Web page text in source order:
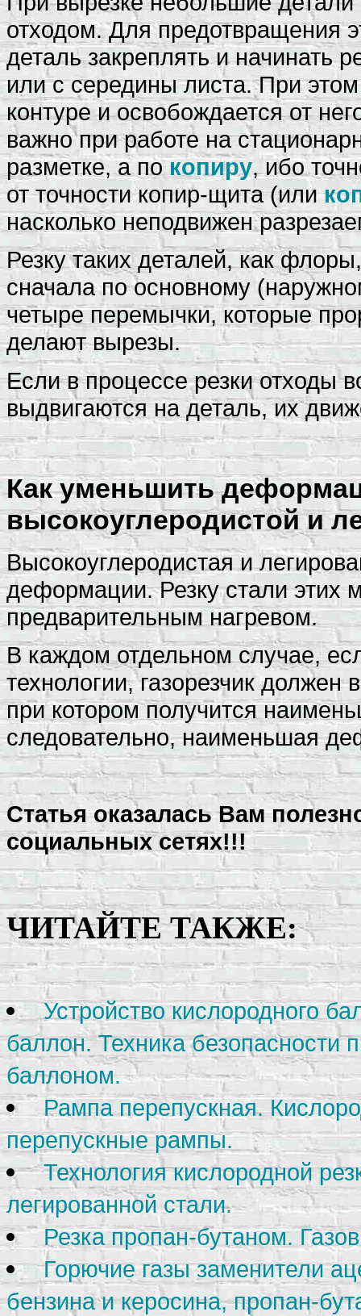
отходом. Для предотвращения
деталь закреплять и начинать
или с середины листа. При
контуре и освобождается от
важно при работе на
разметке, а покопиру, ибо
от точности копир-щита (или
насколько неподвижен
Резку таких деталей, как
сначала по основному
четыре перемычки, которые
делают вырезы.
Если в процессе резки отходы
выдвигаются на деталь, их
Как уменьшить
высокоуглеродистой и
Высокоуглеродистая и
деформации. Резку стали этих
предварительным нагревом.
В каждом отдельном случае,
технологии, газорезчик должен
при котором получится
следовательно, наименьшая
Статья оказалась Вам
социальных сетях!!!
ЧИТАЙТЕ ТАКЖЕ:
Устройство кислородного
баллон. Техника безопасности
баллоном.
Рампа перепускная.
перепускные рампы.
Технология кислородной
легированной стали.
Резка пропан-бутаном.
Горючие газы заменители
бензина и керосина, пропан-